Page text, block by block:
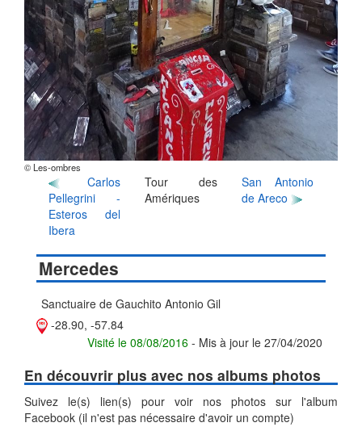
© Les-ombres
Carlos
Pellegrini -
Esteros del
Ibera
Tour des
Amériques
San Antonio
de Areco
Mercedes
Sanctuaire de Gauchito Antonio Gil
-28.90, -57.84
Visité le 08/08/2016 - Mis à jour le 27/04/2020
En découvrir plus avec nos albums photos
Suivez le(s) lien(s) pour voir nos photos sur l'album
Facebook (il n'est pas nécessaire d'avoir un compte)